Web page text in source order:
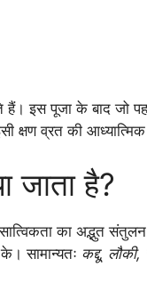
इस पूजा के बाद जो
क्षण व्रत की आध्यात्मिक
जाता है?
का अद्भुत
सामान्यतः कद्दू,